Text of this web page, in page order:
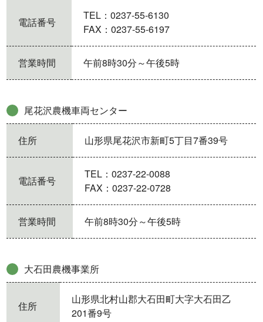
電話番号
TEL：0237-55-6130
FAX：0237-55-6197
営業時間 午前8時30分～午後5時
尾花沢農機車両センター
住所 山形県尾花沢市新町5丁目7番39号
電話番号
TEL：0237-22-0088
FAX：0237-22-0728
営業時間 午前8時30分～午後5時
大石田農機事業所
住所
山形県北村山郡大石田町大字大石田乙
201番9号